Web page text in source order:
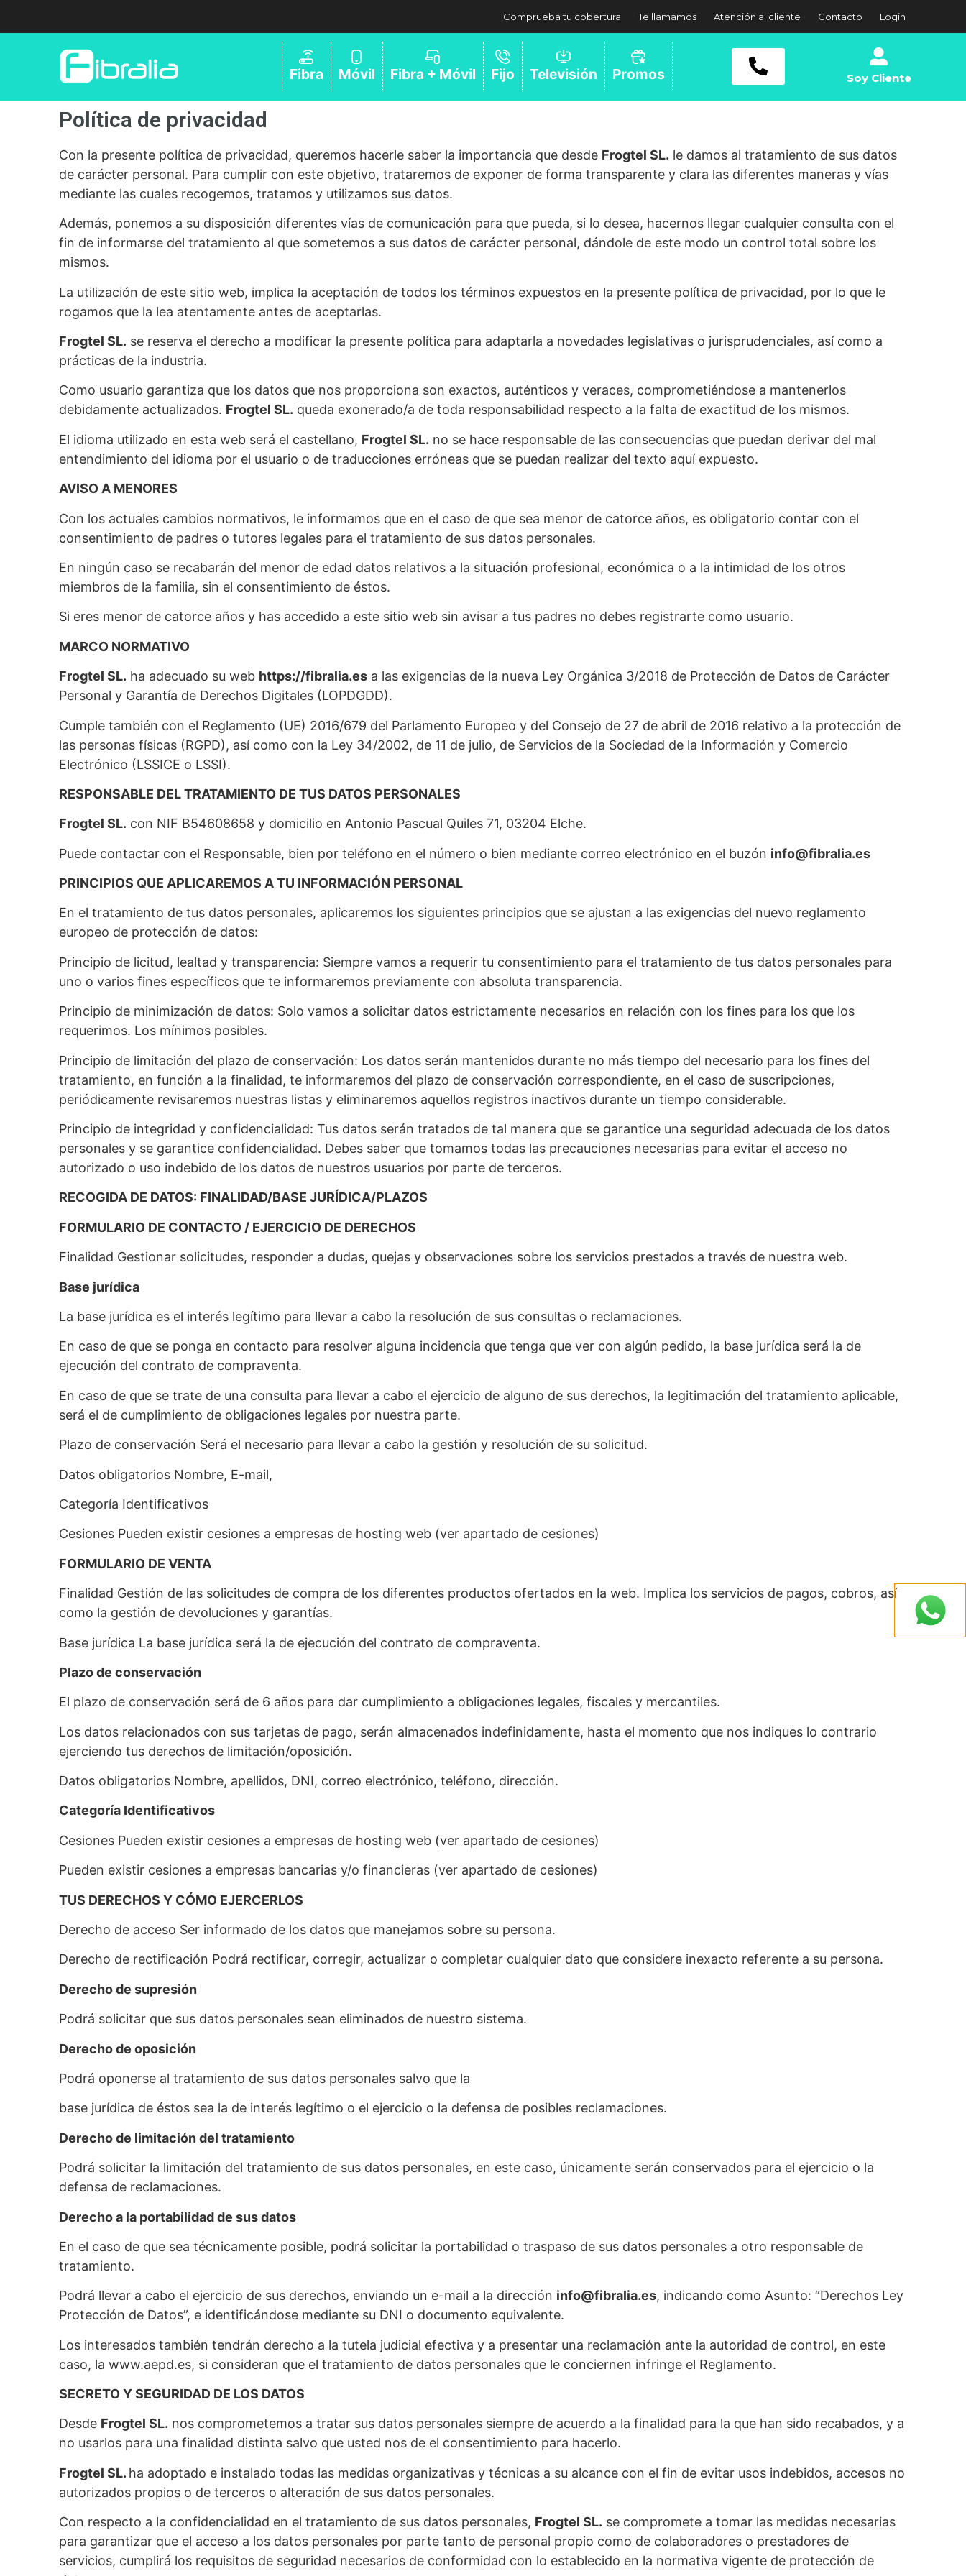
Comprueba tu cobertura Te llamamos Atención al cliente Contacto Login
Fibra Móvil Fibra + Móvil Fijo Televisión Promos Soy Cliente
Política de privacidad
Con la presente política de privacidad, queremos hacerle saber la importancia que desde Frogtel SL. le damos al tratamiento de sus datos
de carácter personal. Para cumplir con este objetivo, trataremos de exponer de forma transparente y clara las diferentes maneras y vías
mediante las cuales recogemos, tratamos y utilizamos sus datos.
Además, ponemos a su disposición diferentes vías de comunicación para que pueda, si lo desea, hacernos llegar cualquier consulta con el
fin de informarse del tratamiento al que sometemos a sus datos de carácter personal, dándole de este modo un control total sobre los
mismos.
La utilización de este sitio web, implica la aceptación de todos los términos expuestos en la presente política de privacidad, por lo que le
rogamos que la lea atentamente antes de aceptarlas.
Frogtel SL. se reserva el derecho a modificar la presente política para adaptarla a novedades legislativas o jurisprudenciales, así como a
prácticas de la industria.
Como usuario garantiza que los datos que nos proporciona son exactos, auténticos y veraces, comprometiéndose a mantenerlos
debidamente actualizados. Frogtel SL. queda exonerado/a de toda responsabilidad respecto a la falta de exactitud de los mismos.
El idioma utilizado en esta web será el castellano, Frogtel SL. no se hace responsable de las consecuencias que puedan derivar del mal
entendimiento del idioma por el usuario o de traducciones erróneas que se puedan realizar del texto aquí expuesto.
AVISO A MENORES
Con los actuales cambios normativos, le informamos que en el caso de que sea menor de catorce años, es obligatorio contar con el
consentimiento de padres o tutores legales para el tratamiento de sus datos personales.
En ningún caso se recabarán del menor de edad datos relativos a la situación profesional, económica o a la intimidad de los otros
miembros de la familia, sin el consentimiento de éstos.
Si eres menor de catorce años y has accedido a este sitio web sin avisar a tus padres no debes registrarte como usuario.
MARCO NORMATIVO
Frogtel SL. ha adecuado su web https://fibralia.es a las exigencias de la nueva Ley Orgánica 3/2018 de Protección de Datos de Carácter
Personal y Garantía de Derechos Digitales (LOPDGDD).
Cumple también con el Reglamento (UE) 2016/679 del Parlamento Europeo y del Consejo de 27 de abril de 2016 relativo a la protección de
las personas físicas (RGPD), así como con la Ley 34/2002, de 11 de julio, de Servicios de la Sociedad de la Información y Comercio
Electrónico (LSSICE o LSSI).
RESPONSABLE DEL TRATAMIENTO DE TUS DATOS PERSONALES
Frogtel SL. con NIF B54608658 y domicilio en Antonio Pascual Quiles 71, 03204 Elche.
Puede contactar con el Responsable, bien por teléfono en el número o bien mediante correo electrónico en el buzón info@fibralia.es
PRINCIPIOS QUE APLICAREMOS A TU INFORMACIÓN PERSONAL
En el tratamiento de tus datos personales, aplicaremos los siguientes principios que se ajustan a las exigencias del nuevo reglamento
europeo de protección de datos:
Principio de licitud, lealtad y transparencia: Siempre vamos a requerir tu consentimiento para el tratamiento de tus datos personales para
uno o varios fines específicos que te informaremos previamente con absoluta transparencia.
Principio de minimización de datos: Solo vamos a solicitar datos estrictamente necesarios en relación con los fines para los que los
requerimos. Los mínimos posibles.
Principio de limitación del plazo de conservación: Los datos serán mantenidos durante no más tiempo del necesario para los fines del
tratamiento, en función a la finalidad, te informaremos del plazo de conservación correspondiente, en el caso de suscripciones,
periódicamente revisaremos nuestras listas y eliminaremos aquellos registros inactivos durante un tiempo considerable.
Principio de integridad y confidencialidad: Tus datos serán tratados de tal manera que se garantice una seguridad adecuada de los datos
personales y se garantice confidencialidad. Debes saber que tomamos todas las precauciones necesarias para evitar el acceso no
autorizado o uso indebido de los datos de nuestros usuarios por parte de terceros.
RECOGIDA DE DATOS: FINALIDAD/BASE JURÍDICA/PLAZOS
FORMULARIO DE CONTACTO / EJERCICIO DE DERECHOS
Finalidad Gestionar solicitudes, responder a dudas, quejas y observaciones sobre los servicios prestados a través de nuestra web.
Base jurídica
La base jurídica es el interés legítimo para llevar a cabo la resolución de sus consultas o reclamaciones.
En caso de que se ponga en contacto para resolver alguna incidencia que tenga que ver con algún pedido, la base jurídica será la de
ejecución del contrato de compraventa.
En caso de que se trate de una consulta para llevar a cabo el ejercicio de alguno de sus derechos, la legitimación del tratamiento aplicable,
será el de cumplimiento de obligaciones legales por nuestra parte.
Plazo de conservación Será el necesario para llevar a cabo la gestión y resolución de su solicitud.
Datos obligatorios Nombre, E-mail,
Categoría Identificativos
Cesiones Pueden existir cesiones a empresas de hosting web (ver apartado de cesiones)
FORMULARIO DE VENTA
Finalidad Gestión de las solicitudes de compra de los diferentes productos ofertados en la web. Implica los servicios de pagos, cobros, así
como la gestión de devoluciones y garantías.
Base jurídica La base jurídica será la de ejecución del contrato de compraventa.
Plazo de conservación
El plazo de conservación será de 6 años para dar cumplimiento a obligaciones legales, fiscales y mercantiles.
Los datos relacionados con sus tarjetas de pago, serán almacenados indefinidamente, hasta el momento que nos indiques lo contrario
ejerciendo tus derechos de limitación/oposición.
Datos obligatorios Nombre, apellidos, DNI, correo electrónico, teléfono, dirección.
Categoría Identificativos
Cesiones Pueden existir cesiones a empresas de hosting web (ver apartado de cesiones)
Pueden existir cesiones a empresas bancarias y/o financieras (ver apartado de cesiones)
TUS DERECHOS Y CÓMO EJERCERLOS
Derecho de acceso Ser informado de los datos que manejamos sobre su persona.
Derecho de rectificación Podrá rectificar, corregir, actualizar o completar cualquier dato que considere inexacto referente a su persona.
Derecho de supresión
Podrá solicitar que sus datos personales sean eliminados de nuestro sistema.
Derecho de oposición
Podrá oponerse al tratamiento de sus datos personales salvo que la
base jurídica de éstos sea la de interés legítimo o el ejercicio o la defensa de posibles reclamaciones.
Derecho de limitación del tratamiento
Podrá solicitar la limitación del tratamiento de sus datos personales, en este caso, únicamente serán conservados para el ejercicio o la
defensa de reclamaciones.
Derecho a la portabilidad de sus datos
En el caso de que sea técnicamente posible, podrá solicitar la portabilidad o traspaso de sus datos personales a otro responsable de
tratamiento.
Podrá llevar a cabo el ejercicio de sus derechos, enviando un e-mail a la dirección info@fibralia.es, indicando como Asunto: “Derechos Ley
Protección de Datos”, e identificándose mediante su DNI o documento equivalente.
Los interesados también tendrán derecho a la tutela judicial efectiva y a presentar una reclamación ante la autoridad de control, en este
caso, la www.aepd.es, si consideran que el tratamiento de datos personales que le conciernen infringe el Reglamento.
SECRETO Y SEGURIDAD DE LOS DATOS
Desde Frogtel SL. nos comprometemos a tratar sus datos personales siempre de acuerdo a la finalidad para la que han sido recabados, y a
no usarlos para una finalidad distinta salvo que usted nos de el consentimiento para hacerlo.
Frogtel SL. ha adoptado e instalado todas las medidas organizativas y técnicas a su alcance con el fin de evitar usos indebidos, accesos no
autorizados propios o de terceros o alteración de sus datos personales.
Con respecto a la confidencialidad en el tratamiento de sus datos personales, Frogtel SL. se compromete a tomar las medidas necesarias
para garantizar que el acceso a los datos personales por parte tanto de personal propio como de colaboradores o prestadores de
servicios, cumplirá los requisitos de seguridad necesarios de conformidad con lo establecido en la normativa vigente de protección de